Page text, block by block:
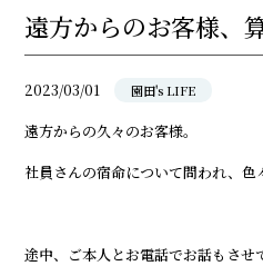
遠方からのお客様
2023/03/01 園田's LIFE
遠方からの久々のお客様。
社員さんの宿命について問われ、色
途中、ご本人とお電話でお話もさせ